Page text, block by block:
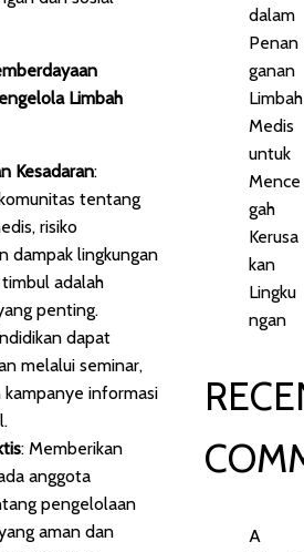
Limbah
Kesadaran:
tentang
risiko
dampak lingkungan
adalah
penting.
dapat
melalui seminar,
kampanye informasi
: Memberikan
anggota
pengelolaan
aman dan
dalam
Penan
ganan
Limbah
Medis
untuk
Mence
gah
Kerusa
kan
Lingku
ngan
A